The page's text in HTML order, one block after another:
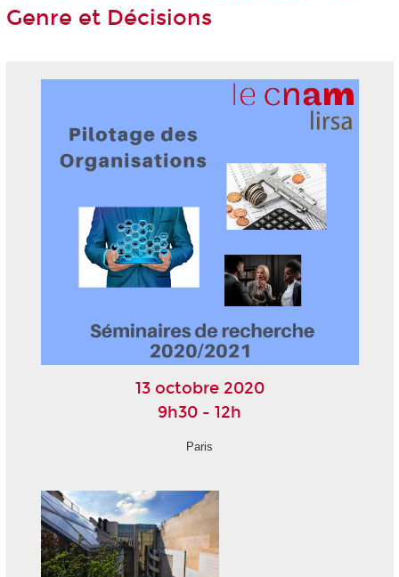
Genre et Décisions
13 octobre 2020
9h30 - 12h
Paris